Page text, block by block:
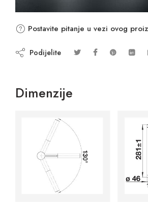
Postavite pitanje u vezi ovog
Podijelite
Dimenzije